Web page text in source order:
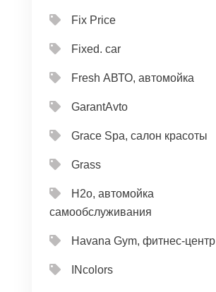
Fix Price
Fixed. car
Fresh АВТО, автомойка
GarantAvto
Grace Spa, салон красоты
Grass
H2o, автомойка
самообслуживания
Havana Gym, фитнес-центр
INcolors